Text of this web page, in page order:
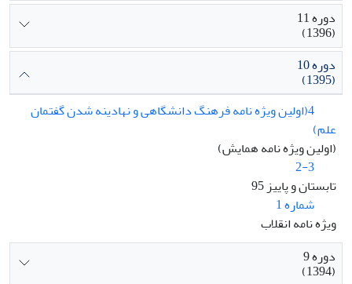
دوره 11
(1396)
دوره 10
(1395)
4(اولین ویژه نامه فرهنگ دانشگاهی و نهادینه شدن گفتمان
علم)
(اولین ویژه نامه همایش)
2-3
تابستان و پاییز 95
شماره 1
ویژه نامه انقلاب
دوره 9
(1394)